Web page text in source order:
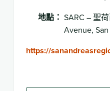
地點： SARC – 聖
Avenue, San
https://